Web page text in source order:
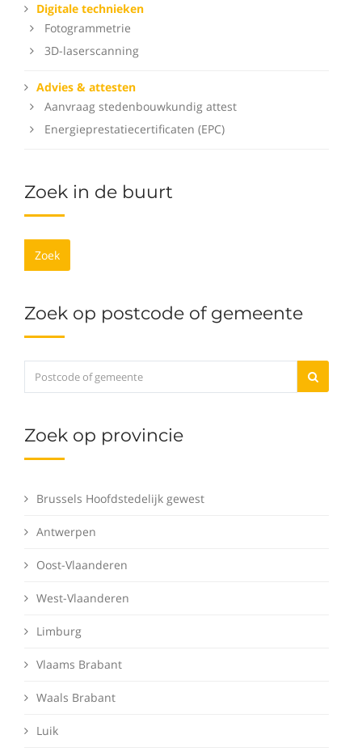
Digitale technieken
Fotogrammetrie
3D-laserscanning
Advies & attesten
Aanvraag stedenbouwkundig attest
Energieprestatiecertificaten (EPC)
Zoek in de buurt
Zoek
Zoek op postcode of gemeente
Zoek op provincie
Brussels Hoofdstedelijk gewest
Antwerpen
Oost-Vlaanderen
West-Vlaanderen
Limburg
Vlaams Brabant
Waals Brabant
Luik